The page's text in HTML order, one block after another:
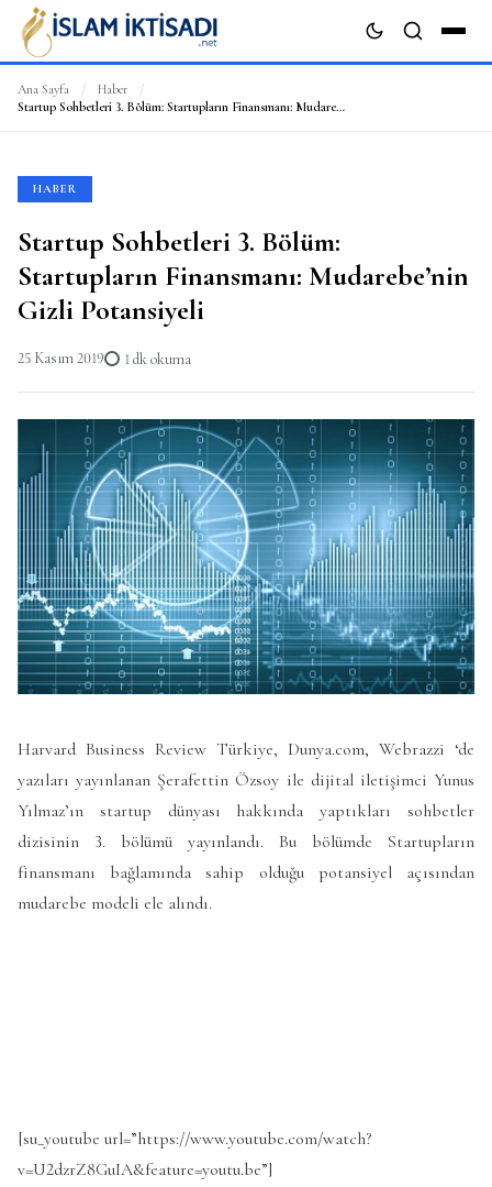
ARA
Ana Sayfa / Haber
/
Startup Sohbetleri 3. Bölüm: Startupların Finansmanı: Mudarebe’nin Gizli Potansiyeli
HABER
Startup Sohbetleri 3. Bölüm:
Startupların Finansmanı: Mudarebe’nin
Gizli Potansiyeli
25 Kasım 2019 1 dk okuma
Harvard Business Review Türkiye, Dunya.com, Webrazzi ‘de
yazıları yayınlanan Şerafettin Özsoy ile dijital iletişimci Yunus
Yılmaz’ın startup dünyası hakkında yaptıkları sohbetler
dizisinin 3. bölümü yayınlandı. Bu bölümde Startupların
finansmanı bağlamında sahip olduğu potansiyel açısından
mudarebe modeli ele alındı.
[su_youtube url=”https://www.youtube.com/watch?
v=U2dzrZ8GuIA&feature=youtu.be”]